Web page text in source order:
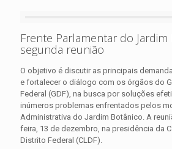
Frente Parlamentar do
segunda reunião
O objetivo é discutir as principais
e fortalecer o diálogo com os órgãos do
Federal (GDF), na busca por soluções
inúmeros problemas enfrentados pelos
Administrativa do Jardim Botânico. A
feira, 13 de dezembro, na presidência da
Distrito Federal (CLDF).